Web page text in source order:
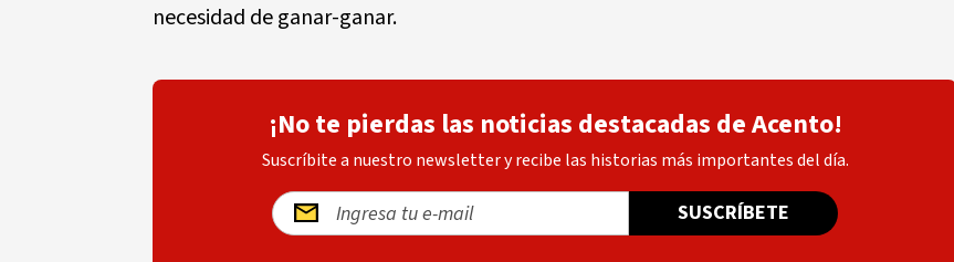
necesidad de ganar-ganar.
¡No te pierdas las noticias destacadas de Acento!
Suscríbite a nuestro newsletter y recibe las historias más importantes del día.
SUSCRÍBETE